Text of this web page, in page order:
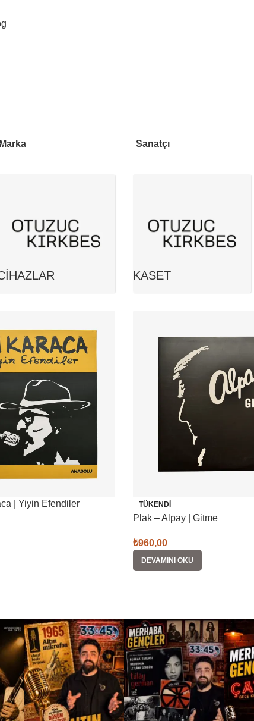
Sanatçı
KASET
| Yiyin Efendiler TÜKENDI
Plak – Alpay | Gitme
₺960,00
DEVAMINI OKU